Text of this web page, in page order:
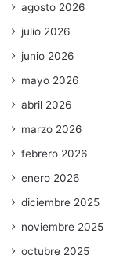
agosto 2026
julio 2026
junio 2026
mayo 2026
abril 2026
marzo 2026
febrero 2026
enero 2026
diciembre 2025
noviembre 2025
octubre 2025